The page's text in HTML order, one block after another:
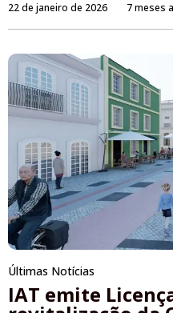
22 de janeiro de 2026 7 meses
Últimas Notícias
IAT emite